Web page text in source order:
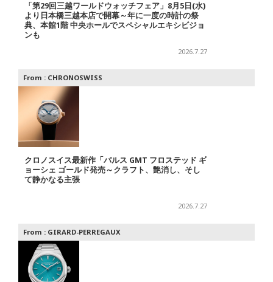
「第29回三越ワールドウォッチフェア」8月5日(水)
より日本橋三越本店で開幕～年に一度の時計の祭
典、本館1階 中央ホールでスペシャルエキシビジョ
ンも
2026.7.27
From : CHRONOSWISS
クロノスイス最新作「パルス GMT フロステッド ギ
ョーシェ ゴールド発売～クラフト、艶消し、そし
て静かなる主張
2026.7.27
From : GIRARD-PERREGAUX